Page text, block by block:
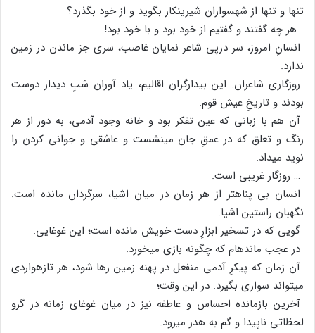
تنها و تنها از شهسواران شیرین‏کار بگوید و از خود بگذرد؟
هر چه گفتند و گفتیم از خود بود و با خود بود!
انسانِ امروز، سر درپی شاعر نمایان غاصب، سری جز ماندن در زمین
ندارد.
روزگاری شاعران. این بیدارگران اقالیم، یاد آوران شبِ دیدار دوست
بودند و تاریخِ عیش قوم.
آن هم با زبانی که عین تفکر بود و خانه وجود آدمی، به دور از هر
رنگ و تعلق که در عمقِ جان می‏نشست و عاشقی و جوانی کردن را
نوید می‏داد.
… روزگار غریبی است.
انسان بی پناه‏تر از هر زمان در میان اشیا، سرگردان مانده است.
نگهبان راستین اشیا.
گویی که در تسخیر ابزارِ دست خویش مانده است؛ این غوغایی.
در عجب مانده‏ام که چگونه بازی می‏خورد.
آن زمان که پیکرِ آدمی منفعل در پهنه زمین رها شود، هر تازه‏واردی
می‏تواند سواری بگیرد. در این وقت؛
آخرین بازمانده احساس و عاطفه نیز در میان غوغای زمانه در گرو
لحظاتی ناپیدا و گم به هدر می‏رود.